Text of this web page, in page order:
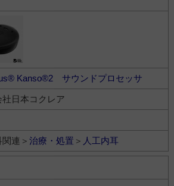
Kanso®2 サウンドプロセッサ
社日本コクレア
連＞ 治療・処置 ＞ 人工内耳